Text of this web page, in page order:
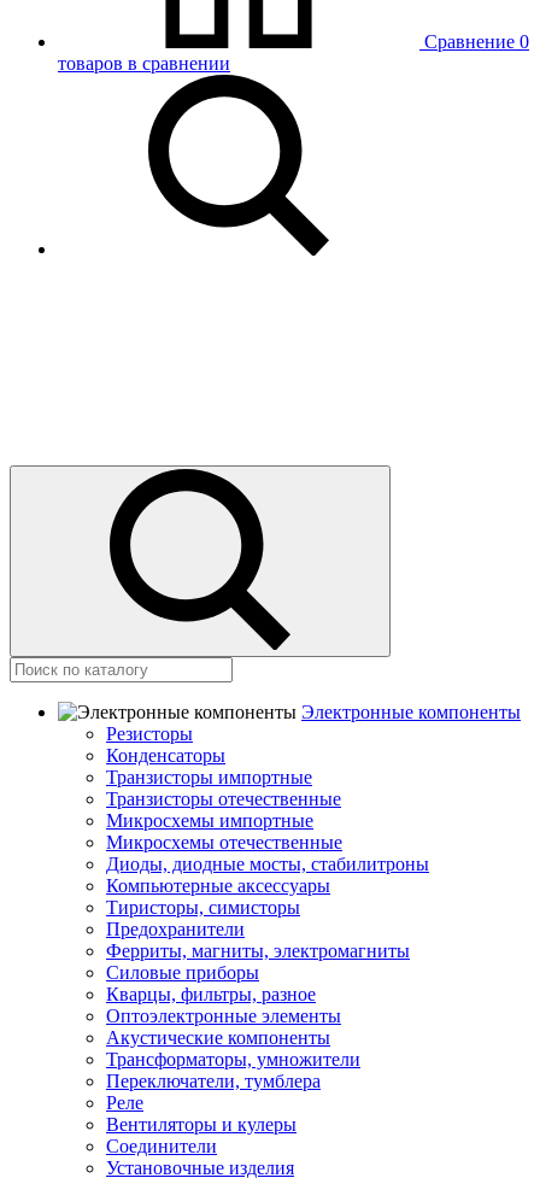
Сравнение 0
товаров в сравнении
Электронные компоненты
Резисторы
Конденсаторы
Транзисторы импортные
Транзисторы отечественные
Микросхемы импортные
Микросхемы отечественные
Диоды, диодные мосты, стабилитроны
Компьютерные аксессуары
Тиристоры, симисторы
Предохранители
Ферриты, магниты, электромагниты
Силовые приборы
Кварцы, фильтры, разное
Оптоэлектронные элементы
Акустические компоненты
Трансформаторы, умножители
Переключатели, тумблера
Реле
Вентиляторы и кулеры
Соединители
Установочные изделия